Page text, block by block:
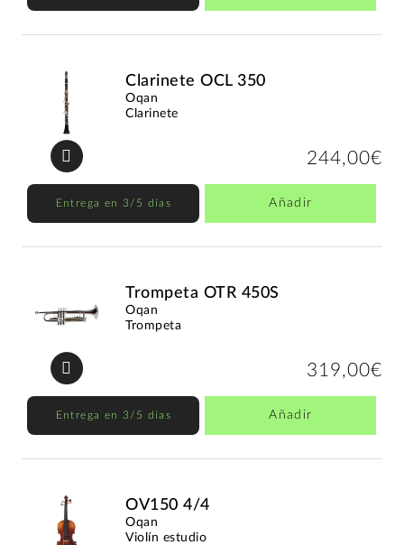
Clarinete OCL 350
Oqan
Clarinete
244,00€
Entrega en 3/5 días Añadir
Trompeta OTR 450S
Oqan
Trompeta
319,00€
Entrega en 3/5 días Añadir
OV150 4/4
Oqan
Violín estudio